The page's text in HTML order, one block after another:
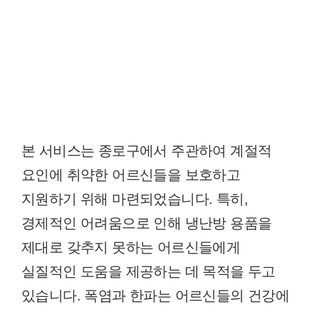
본 서비스는 종로구에서 주관하여 계절적
요인에 취약한 어르신들을 보호하고
지원하기 위해 마련되었습니다. 특히,
경제적인 어려움으로 인해 냉난방 용품을
제대로 갖추지 못하는 어르신들에게
실질적인 도움을 제공하는 데 목적을 두고
있습니다. 폭염과 한파는 어르신들의 건강에